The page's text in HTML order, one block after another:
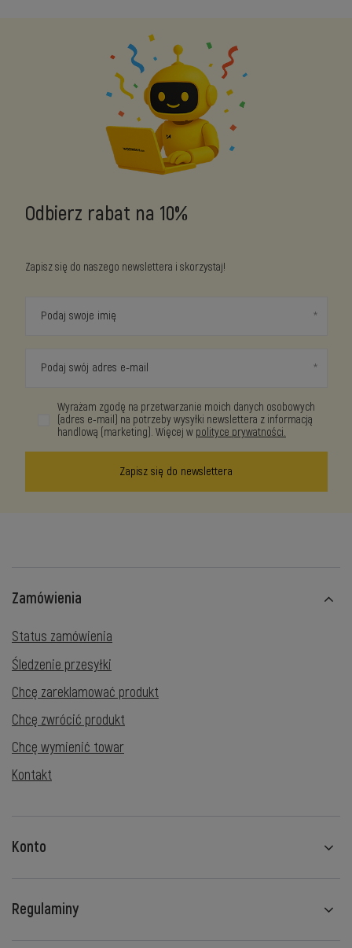
Odbierz rabat na 10%
Zapisz się do naszego newslettera i skorzystaj!
Podaj swoje imię
Podaj swój adres e-mail
Wyrażam zgodę na przetwarzanie moich danych osobowych
(adres e-mail) na potrzeby wysyłki newslettera z informacją
handlową (marketing). Więcej w polityce prywatności.
Zapisz się do newslettera
Zamówienia
Status zamówienia
Śledzenie przesyłki
Chcę zareklamować produkt
Chcę zwrócić produkt
Chcę wymienić towar
Kontakt
Konto
Regulaminy